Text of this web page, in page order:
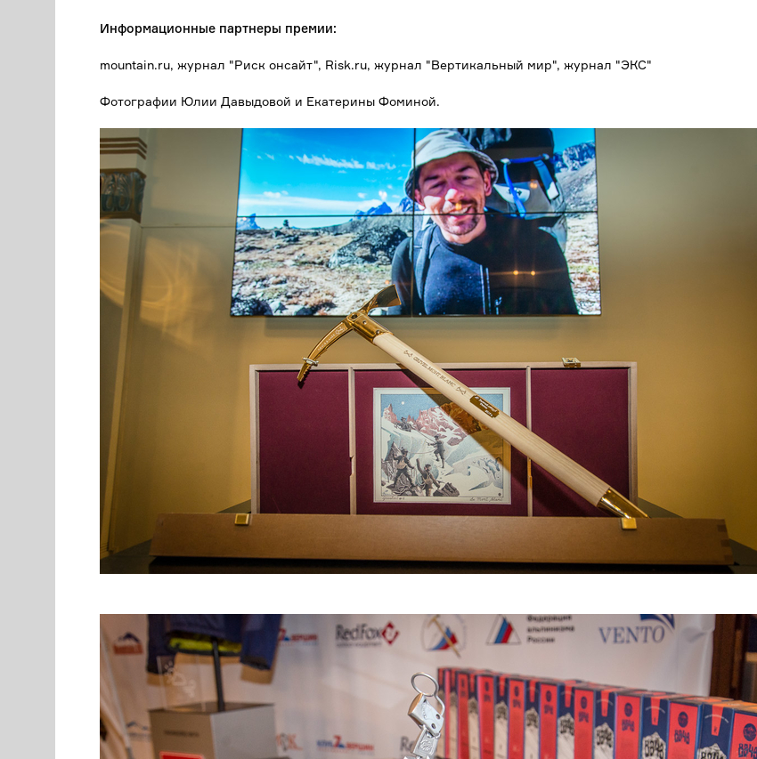
Информационные партнеры премии:
mountain.ru, журнал "Риск онсайт", Risk.ru, журнал "Вертикальный мир", журнал "ЭКС"
Фотографии Юлии Давыдовой и Екатерины Фоминой.